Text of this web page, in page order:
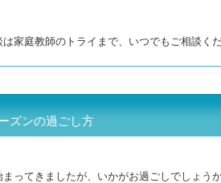
家庭教師のトライまで、いつでもご相談く
ズンの過ごし方
ってきましたが、いかがお過ごしでしょう